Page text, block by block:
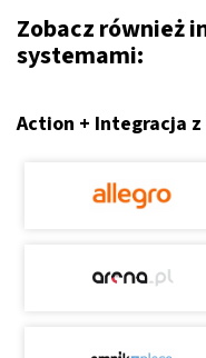
Zobacz również
systemami:
Action + Integracja